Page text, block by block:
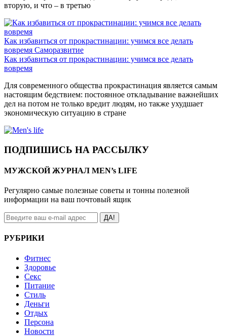
вторую, и что – в третью
Как избавиться от прокрастинации: учимся все делать
вовремя Саморазвитие
Как избавиться от прокрастинации: учимся все делать
вовремя
Для современного общества прокрастинация является самым
настоящим бедствием: постоянное откладывание важнейших
дел на потом не только вредит людям, но также ухудшает
экономическую ситуацию в стране
ПОДПИШИСЬ НА РАССЫЛКУ
МУЖСКОЙ ЖУРНАЛ MEN’s LIFE
Регулярно самые полезные советы и тонны полезной
информации на ваш почтовый ящик
ДА!
РУБРИКИ
Фитнес
Здоровье
Секс
Питание
Стиль
Деньги
Отдых
Персона
Новости